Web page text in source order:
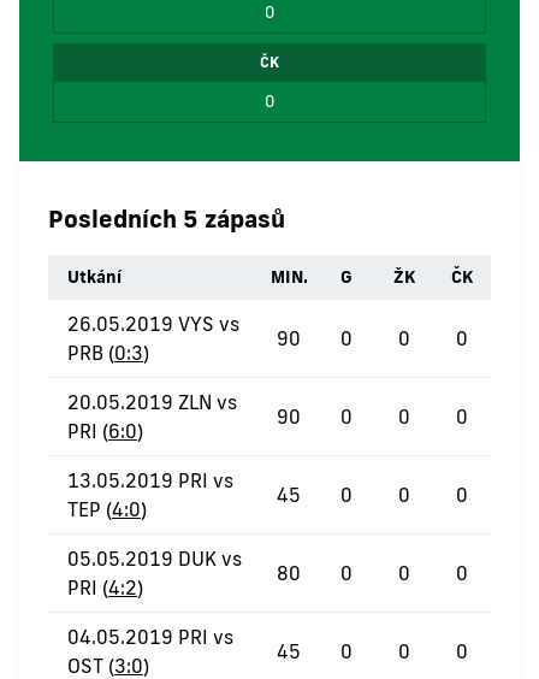
0
ČK
0
Posledních 5 zápasů
Utkání MIN. G ŽK ČK
26.05.2019 VYS vs
PRB (0:3)
90 0 0 0
20.05.2019 ZLN vs
PRI (6:0)
90 0 0 0
13.05.2019 PRI vs
TEP (4:0)
45 0 0 0
05.05.2019 DUK vs
PRI (4:2)
80 0 0 0
04.05.2019 PRI vs
OST (3:0)
45 0 0 0